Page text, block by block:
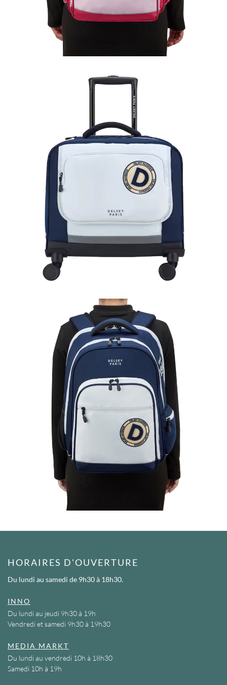
HORAIRES D'OUVERTURE
Du lundi au samedi de 9h30 à 18h30.
INNO
Du lundi au jeudi 9h30 à 19h
Vendredi et samedi 9h30 à 19h30
MEDIA MARKT
Du lundi au vendredi 10h à 18h30
Samedi 10h à 19h